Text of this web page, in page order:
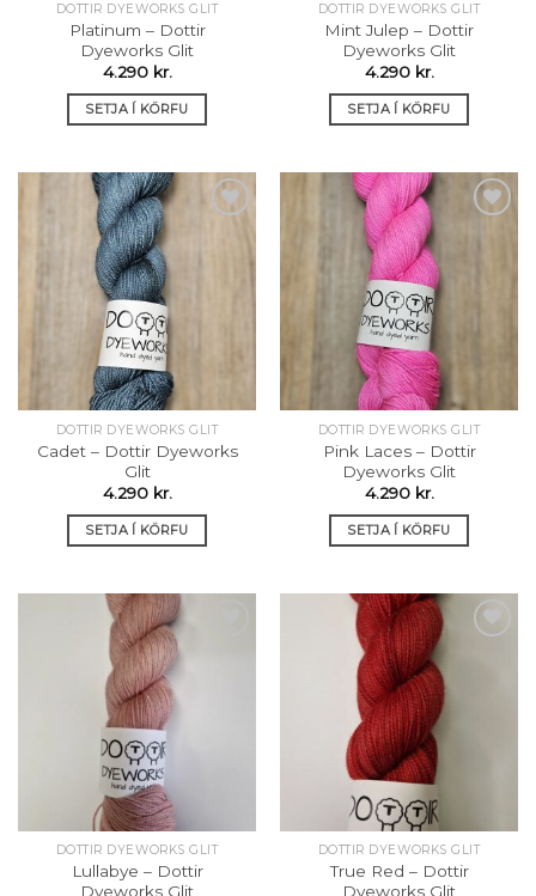
DOTTIR DYEWORKS GLIT
Platinum – Dottir
Dyeworks Glit
4.290 kr.
SETJA Í KÖRFU
DOTTIR DYEWORKS GLIT
Mint Julep – Dottir
Dyeworks Glit
4.290 kr.
SETJA Í KÖRFU
DOTTIR DYEWORKS GLIT
Cadet – Dottir Dyeworks
Glit
4.290 kr.
SETJA Í KÖRFU
DOTTIR DYEWORKS GLIT
Pink Laces – Dottir
Dyeworks Glit
4.290 kr.
SETJA Í KÖRFU
DOTTIR DYEWORKS GLIT
Lullabye – Dottir
Dyeworks Glit
DOTTIR DYEWORKS GLIT
True Red – Dottir
Dyeworks Glit